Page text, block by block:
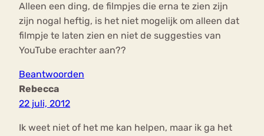
Alleen een ding, de filmpjes die erna te zien zijn
zijn nogal heftig, is het niet mogelijk om alleen dat
filmpje te laten zien en niet de suggesties van
YouTube erachter aan??
Beantwoorden
Rebecca
22 juli, 2012
Ik weet niet of het me kan helpen, maar ik ga het